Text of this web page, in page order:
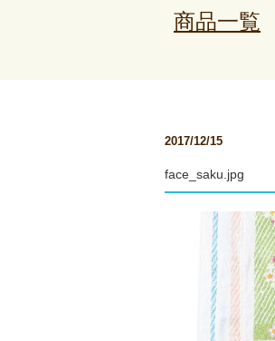
商品一覧
2017/12/15
face_saku.jpg